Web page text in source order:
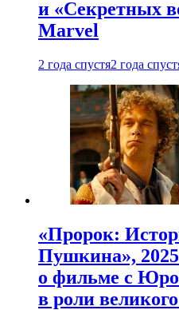
и «Секретных
Marvel
2 года спустя2 года
«Пророк:
Пушкина», 2025
о фильме с
в роли